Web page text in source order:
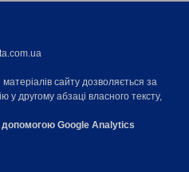
сайту дозволяється за
у другому абзаці власного тексту,
допомогою Google Analytics